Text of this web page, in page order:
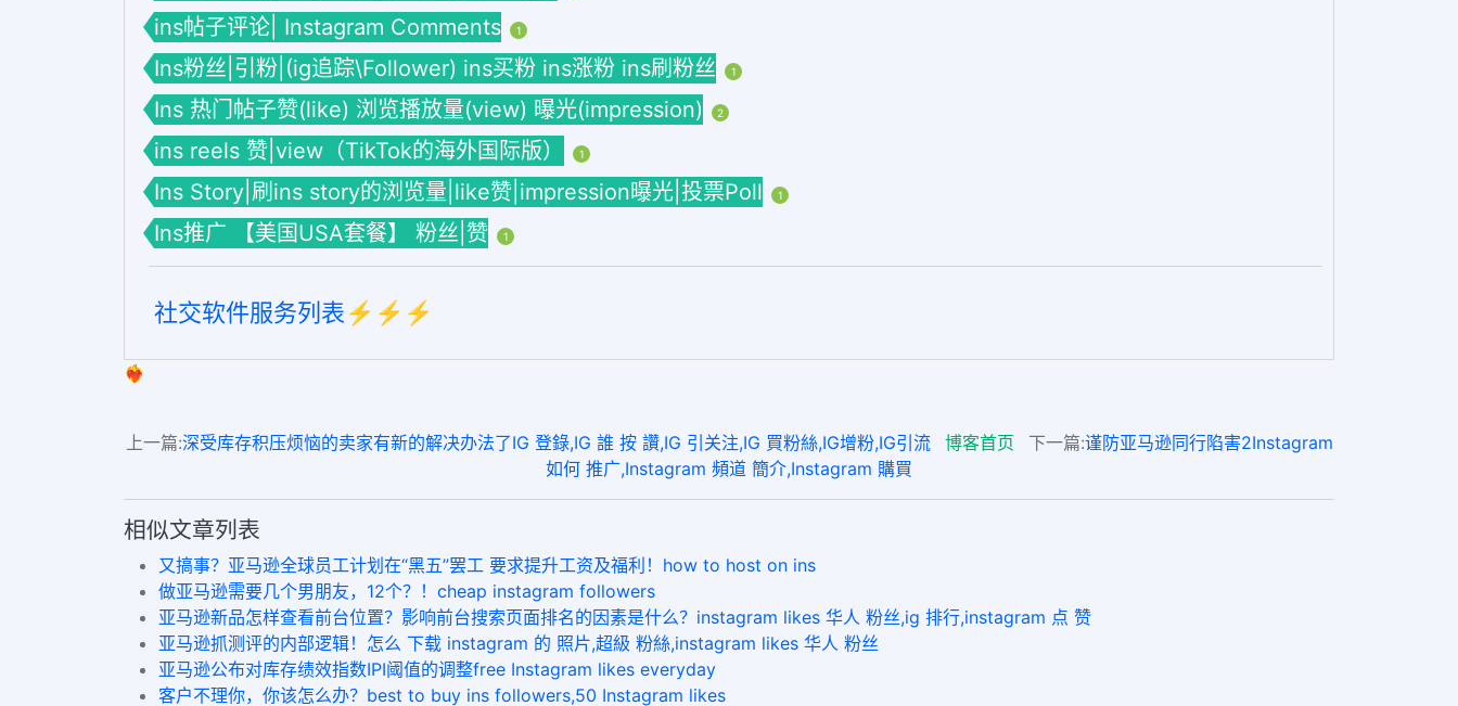
ins帖子评论| Instagram Comments 1
Ins粉丝|引粉|(ig追踪\Follower) ins买粉 ins涨粉 ins刷粉丝 1
Ins 热门帖子赞(like) 浏览播放量(view) 曝光(impression) 2
ins reels 赞|view（TikTok的海外国际版） 1
Ins Story|刷ins story的浏览量|like赞|impression曝光|投票Poll 1
Ins推广 【美国USA套餐】 粉丝|赞 1
社交软件服务列表⚡️⚡️⚡️
❤️‍🔥
上一篇:深受库存积压烦恼的卖家有新的解决办法了IG 登錄,IG 誰 按 讚,IG 引关注,IG 買粉絲,IG增粉,IG引流 博客首页 下一篇:谨防亚马逊同行陷害2Instagram
如何 推广,Instagram 頻道 簡介,Instagram 購買
相似文章列表
又搞事？亚马逊全球员工计划在“黑五”罢工 要求提升工资及福利！how to host on ins
做亚马逊需要几个男朋友，12个？！cheap instagram followers
亚马逊新品怎样查看前台位置？影响前台搜索页面排名的因素是什么？instagram likes 华人 粉丝,ig 排行,instagram 点 赞
亚马逊抓测评的内部逻辑！怎么 下载 instagram 的 照片,超級 粉絲,instagram likes 华人 粉丝
亚马逊公布对库存绩效指数IPI阈值的调整free Instagram likes everyday
客户不理你，你该怎么办？best to buy ins followers,50 Instagram likes